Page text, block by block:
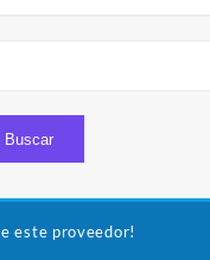
este proveedor!